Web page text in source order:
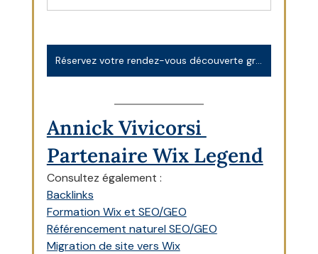
Réservez votre rendez-vous découverte gratuit et sans engagement
Annick Vivicorsi
Partenaire Wix Legend
Consultez également :
Backlinks
Formation Wix et SEO/GEO
Référencement naturel SEO/GEO
Migration de site vers Wix